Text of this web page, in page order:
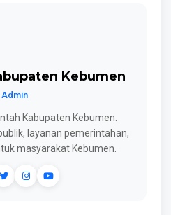
Kebumen
Admin
Kabupaten Kebumen.
layanan pemerintahan,
masyarakat Kebumen.